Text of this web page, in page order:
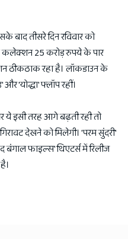
बाद तीसरे दिन रविवार को
कलेक्शन 25 करोड़ रुपये के पार
ठीकठाक रहा है। लॉकडाउन के
'योद्धा' फ्लॉप रहीं।
ये इसी तरह आगे बढ़ती रही तो
देखने को मिलेगी। 'परम सुंदरी'
फाइल्स' थिएटर्स में रिलीज